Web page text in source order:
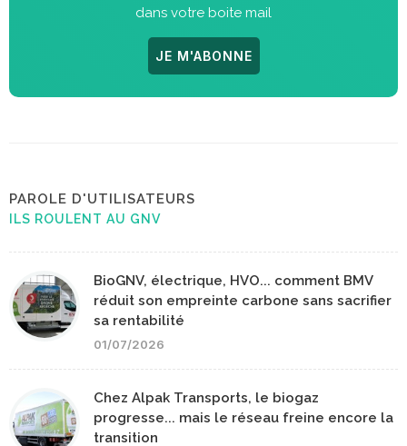
dans votre boite mail
JE M'ABONNE
PAROLE D'UTILISATEURS
ILS ROULENT AU GNV
BioGNV, électrique, HVO... comment BMV
réduit son empreinte carbone sans sacrifier
sa rentabilité
01/07/2026
Chez Alpak Transports, le biogaz
progresse... mais le réseau freine encore la
transition